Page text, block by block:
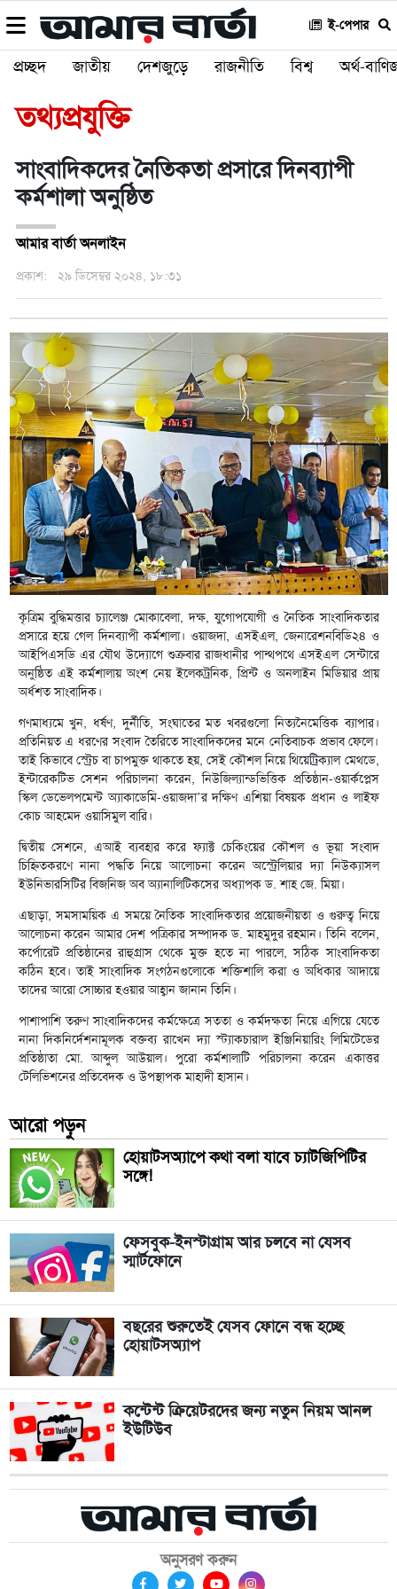
ই-পেপার
প্রচ্ছদ জাতীয় দেশজুড়ে রাজনীতি বিশ্ব অর্থ-
তথ্যপ্রযুক্তি
সাংবাদিকদের নৈতিকতা প্রসারে দিনব্যাপী
কর্মশালা অনুষ্ঠিত
আমার বার্তা অনলাইন
প্রকাশ: ২৯ ডিসেম্বর ২০২৪, ১৮:৩১
কৃত্রিম বুদ্ধিমত্তার চ্যালেঞ্জ মোকাবেলা, দক্ষ, যুগোপযোগী ও নৈতিক সাংবাদিকতার
প্রসারে হয়ে গেল দিনব্যাপী কর্মশালা। ওয়াজদা, এসইএল, জেনারেশনবিডি২৪ ও
আইপিএসডি এর যৌথ উদ্যোগে শুক্রবার রাজধানীর পান্থপথে এসইএল সেন্টারে
অনুষ্ঠিত এই কর্মশালায় অংশ নেয় ইলেকট্রনিক, প্রিন্ট ও অনলাইন মিডিয়ার প্রায়
অর্ধশত সাংবাদিক।
গণমাধ্যমে খুন, ধর্ষণ, দুর্নীতি, সংঘাতের মত খবরগুলো নিত্যনৈমেত্তিক ব্যাপার।
প্রতিনিয়ত এ ধরণের সংবাদ তৈরিতে সাংবাদিকদের মনে নেতিবাচক প্রভাব ফেলে।
তাই কিভাবে স্ট্রেচ বা চাপমুক্ত থাকতে হয়, সেই কৌশল নিয়ে থিয়েট্রিক্যাল মেথডে,
ইন্টারেকটিভ সেশন পরিচালনা করেন, নিউজিল্যান্ডভিত্তিক প্রতিষ্ঠান-ওয়ার্কপ্লেস
স্কিল ডেভেলপমেন্ট অ্যাকাডেমি-ওয়াজদা’র দক্ষিণ এশিয়া বিষয়ক প্রধান ও লাইফ
কোচ আহমেদ ওয়াসিমুল বারি।
দ্বিতীয় সেশনে, এআই ব্যবহার করে ফ্যাক্ট চেকিংয়ের কৌশল ও ভূয়া সংবাদ
চিহ্নিতকরণে নানা পদ্ধতি নিয়ে আলোচনা করেন অস্ট্রেলিয়ার দ্যা নিউক্যাসল
ইউনিভারসিটির বিজনিজ অব অ্যানালিটিকসের অধ্যাপক ড. শাহ জে. মিয়া।
এছাড়া, সমসাময়িক এ সময়ে নৈতিক সাংবাদিকতার প্রয়োজনীয়তা ও গুরুত্ব নিয়ে
আলোচনা করেন আমার দেশ পত্রিকার সম্পাদক ড. মাহমুদুর রহমান। তিনি বলেন,
কর্পোরেট প্রতিষ্ঠানের রাহুগ্রাস থেকে মুক্ত হতে না পারলে, সঠিক সাংবাদিকতা
কঠিন হবে। তাই সাংবাদিক সংগঠনগুলোকে শক্তিশালি করা ও অধিকার আদায়ে
তাদের আরো সোচ্চার হওয়ার আহ্বান জানান তিনি।
পাশাপাশি তরুণ সাংবাদিকদের কর্মক্ষেত্রে সততা ও কর্মদক্ষতা নিয়ে এগিয়ে যেতে
নানা দিকনির্দেশনামূলক বক্তব্য রাখেন দ্যা স্ট্যাকচারাল ইঞ্জিনিয়ারিং লিমিটেডের
প্রতিষ্ঠাতা মো. আব্দুল আউয়াল। পুরো কর্মশালাটি পরিচালনা করেন একাত্তর
টেলিভিশনের প্রতিবেদক ও উপস্থাপক মাহাদী হাসান।
আরো পড়ুন
হোয়াটসঅ্যাপে কথা বলা যাবে চ্যাটজিপিটির
সঙ্গে!
ফেসবুক-ইনস্টাগ্রাম আর চলবে না যেসব
স্মার্টফোনে
বছরের শুরুতেই যেসব ফোনে বন্ধ হচ্ছে
হোয়াটসঅ্যাপ
কন্টেন্ট ক্রিয়েটরদের জন্য নতুন নিয়ম আনল
ইউটিউব
অনুসরণ করুন